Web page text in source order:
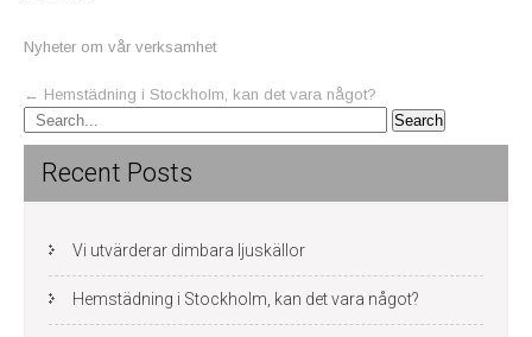
Nyheter om vår verksamhet
Post
navigation
← Hemstädning i Stockholm, kan det vara något?
Recent Posts
Vi utvärderar dimbara ljuskällor
Hemstädning i Stockholm, kan det vara något?